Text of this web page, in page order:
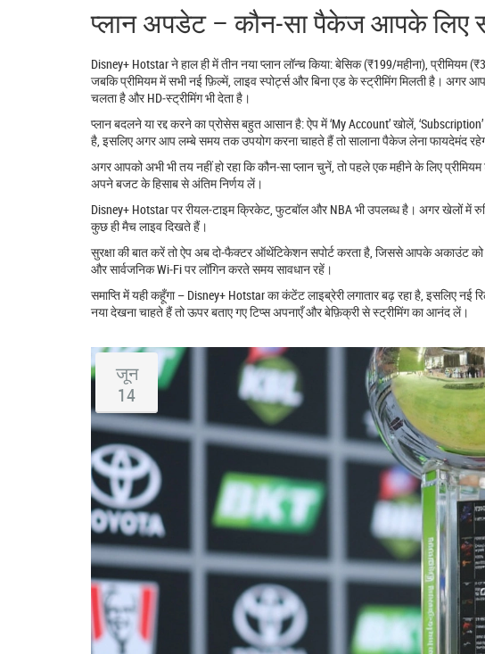
प्लान अपडेट – कौन‑सा पैकेज आपके लिए
Disney+ Hotstar ने हाल ही में तीन नया प्लान लॉन्च किया: बेसिक (₹199/महीना),
जबकि प्रीमियम में सभी नई फ़िल्में, लाइव स्पोर्ट्स और बिना एड के स्ट्रीमिंग मिलती है।
चलता है और HD‑स्ट्रीमिंग भी देता है।
प्लान बदलने या रद्द करने का प्रोसेस बहुत आसान है: ऐप में ‘My Account’ खोलें,
है, इसलिए अगर आप लम्बे समय तक उपयोग करना चाहते हैं तो सालाना पैकेज लेना फायदेमंद
अगर आपको अभी भी तय नहीं हो रहा कि कौन‑सा प्लान चुनें, तो पहले एक महीने के लिए
अपने बजट के हिसाब से अंतिम निर्णय लें।
Disney+ Hotstar पर रीयल‑टाइम क्रिकेट, फुटबॉल और NBA भी उपलब्ध है। अगर खेलों में
कुछ ही मैच लाइव दिखते हैं।
सुरक्षा की बात करें तो ऐप अब दो‑फैक्टर ऑथेंटिकेशन सपोर्ट करता है, जिससे आपके अकाउंट
और सार्वजनिक Wi‑Fi पर लॉगिन करते समय सावधान रहें।
समाप्ति में यही कहूँगा – Disney+ Hotstar का कंटेंट लाइब्रेरी लगातार बढ़ रहा है, इसलिए
नया देखना चाहते हैं तो ऊपर बताए गए टिप्स अपनाएँ और बेफ़िक्री से स्ट्रीमिंग का आनंद लें।
जून
14